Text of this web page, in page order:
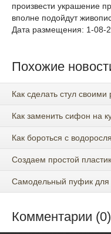
произвести украшение
вполне подойдут
Дата размещения: 1-08-
Похожие
Как сделать стул своими
Как заменить сифон на
Как бороться с
Создаем простой
Самодельный пуфик для
Комментарии (0)